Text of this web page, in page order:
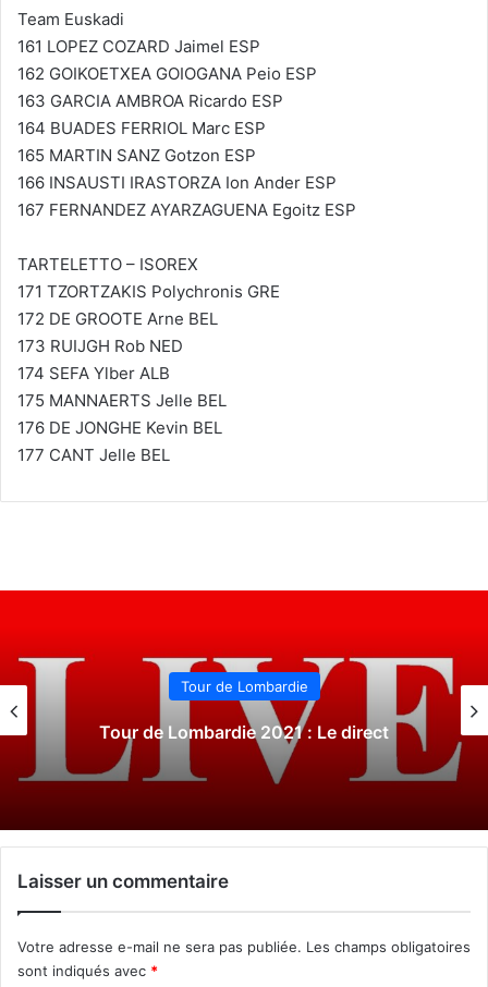
Team Euskadi
161 LOPEZ COZARD Jaimel ESP
162 GOIKOETXEA GOIOGANA Peio ESP
163 GARCIA AMBROA Ricardo ESP
164 BUADES FERRIOL Marc ESP
165 MARTIN SANZ Gotzon ESP
166 INSAUSTI IRASTORZA Ion Ander ESP
167 FERNANDEZ AYARZAGUENA Egoitz ESP
TARTELETTO – ISOREX
171 TZORTZAKIS Polychronis GRE
172 DE GROOTE Arne BEL
173 RUIJGH Rob NED
174 SEFA Ylber ALB
175 MANNAERTS Jelle BEL
176 DE JONGHE Kevin BEL
177 CANT Jelle BEL
Tour du Piémont
Tour du Piémont 2021 : Le direct
Laisser un commentaire
Votre adresse e-mail ne sera pas publiée. Les champs obligatoires
sont indiqués avec *